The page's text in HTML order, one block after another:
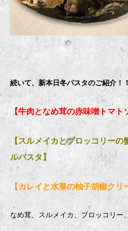
続いて、新本日冬パスタのご紹介！！
【牛肉となめ茸の赤味噌トマト
【スルメイカとブロッコリー
ルパスタ】
【カレイと水菜の柚子胡椒クリ
なめ茸、スルメイカ、ブロッコリー